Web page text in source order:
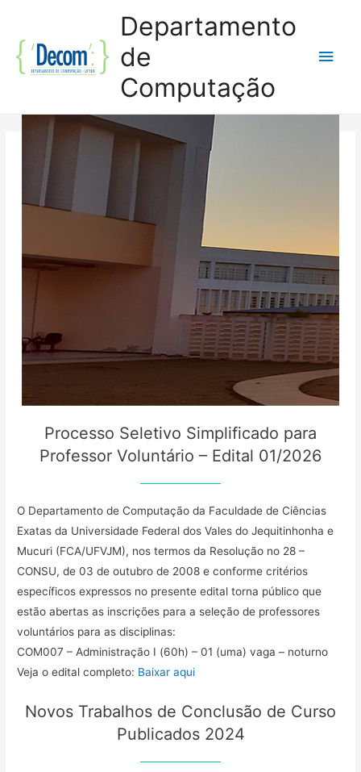
Departamento
de
Computação
Processo Seletivo Simplificado para
Professor Voluntário – Edital 01/2026
O Departamento de Computação da Faculdade de Ciências
Exatas da Universidade Federal dos Vales do Jequitinhonha e
Mucuri (FCA/UFVJM), nos termos da Resolução no 28 –
CONSU, de 03 de outubro de 2008 e conforme critérios
específicos expressos no presente edital torna público que
estão abertas as inscrições para a seleção de professores
voluntários para as disciplinas:
COM007 – Administração I (60h) – 01 (uma) vaga – noturno
Veja o edital completo: Baixar aqui
Novos Trabalhos de Conclusão de Curso
Publicados 2024